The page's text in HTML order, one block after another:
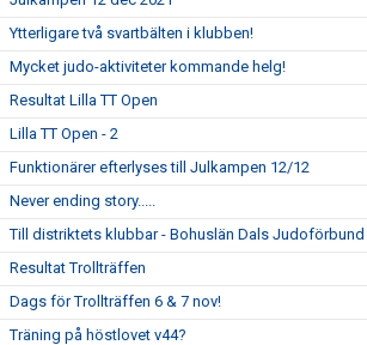
Ytterligare två svartbälten i klubben!
Mycket judo-aktiviteter kommande helg!
Resultat Lilla TT Open
Lilla TT Open - 2
Funktionärer efterlyses till Julkampen 12/12
Never ending story.....
Till distriktets klubbar - Bohuslän Dals Judoförbund
Resultat Trollträffen
Dags för Trollträffen 6 & 7 nov!
Träning på höstlovet v44?